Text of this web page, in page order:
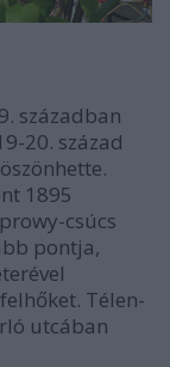
században
20. század
1895
csúcs
pontja,
Télen-
utcában